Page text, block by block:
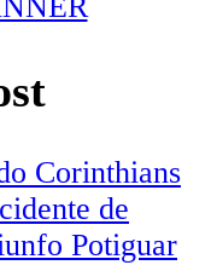
Corinthians
de
Potiguar